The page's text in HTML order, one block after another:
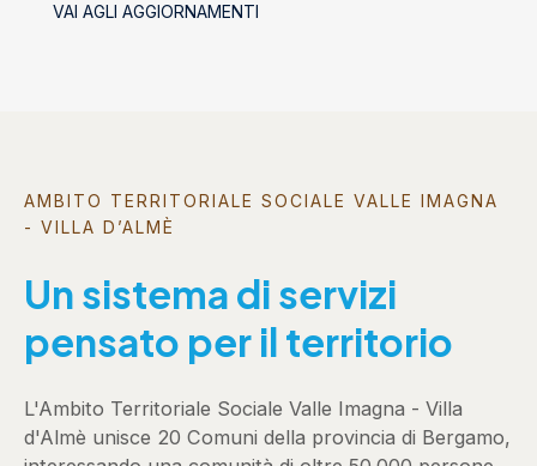
VAI AGLI AGGIORNAMENTI
AMBITO TERRITORIALE SOCIALE VALLE IMAGNA
- VILLA D’ALMÈ
Un sistema di servizi
pensato per il territorio
L'Ambito Territoriale Sociale Valle Imagna - Villa
d'Almè unisce 20 Comuni della provincia di Bergamo,